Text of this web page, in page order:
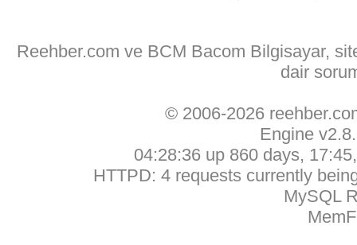
Reehber.com ve BCM Bacom Bilgisayar,
dair
© 2006-2026
Engine
04:28:36 up 860 days,
HTTPD: 4 requests currently
MySQL